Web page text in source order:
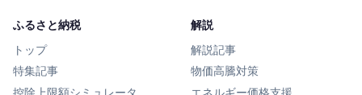
ふるさと納税
トップ
特集記事
控除上限額シミュレータ
解説
解説記事
物価高騰対策
エネルギー価格支援